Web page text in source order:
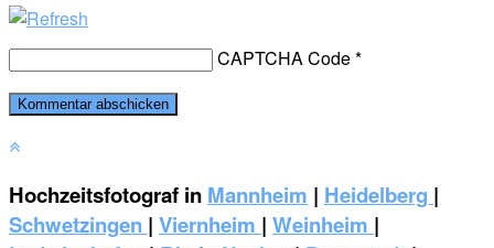
CAPTCHA Code*
Hochzeitsfotograf in Mannheim | Heidelberg |
Schwetzingen | Viernheim | Weinheim |